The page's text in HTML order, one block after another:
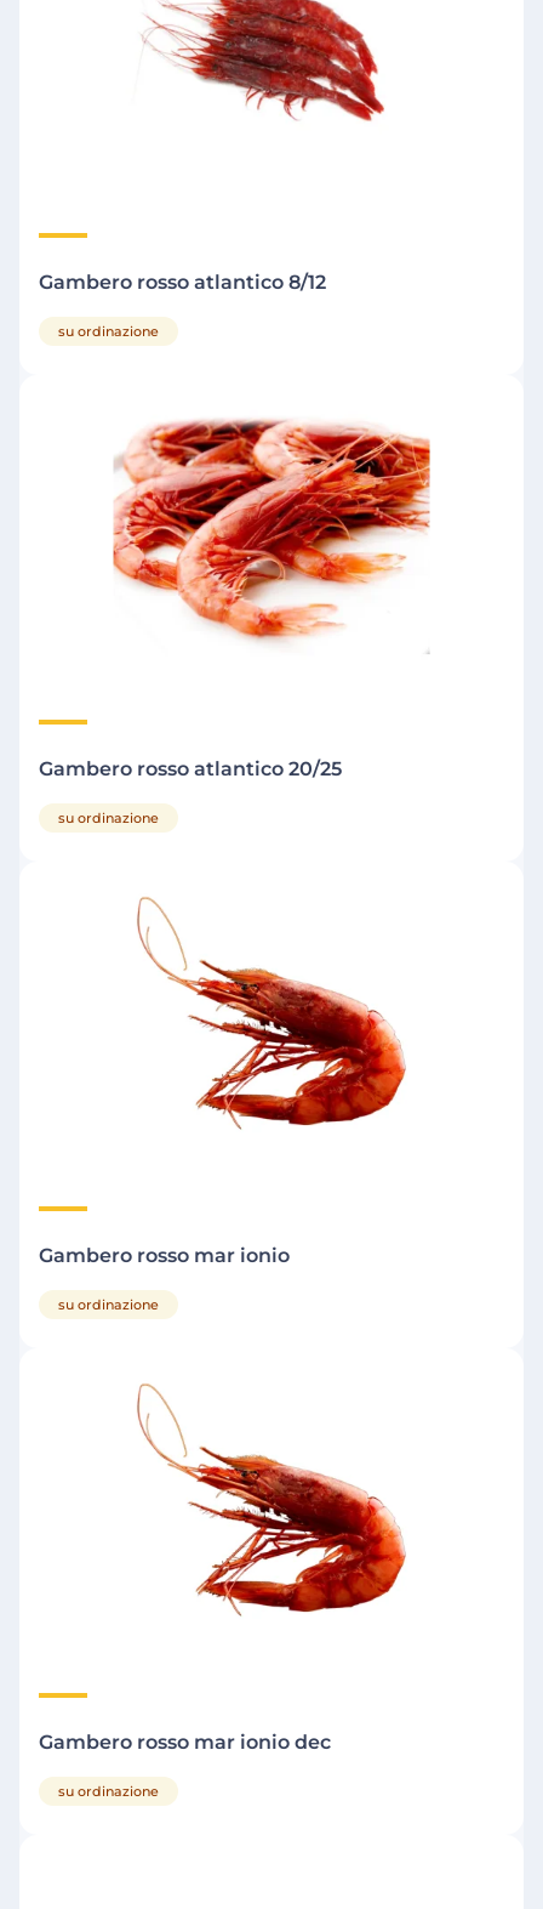
Gambero rosso atlantico 8/12
su ordinazione
Gambero rosso atlantico 20/25
su ordinazione
Gambero rosso mar ionio
su ordinazione
Gambero rosso mar ionio dec
su ordinazione